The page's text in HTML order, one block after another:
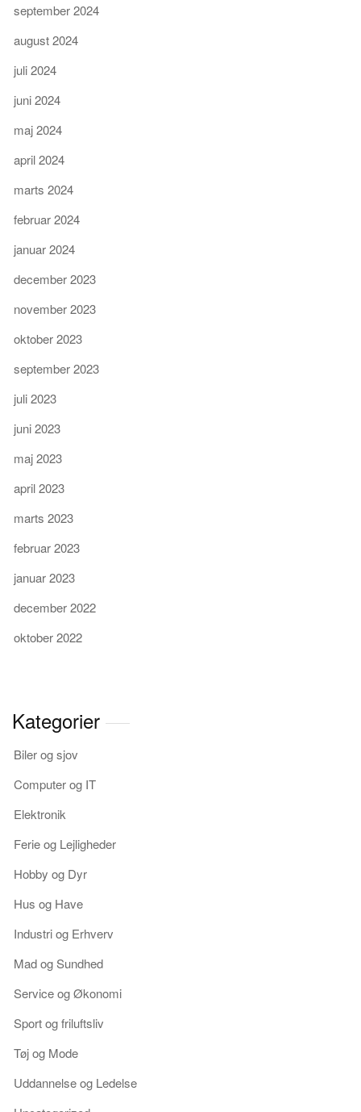
september 2024
august 2024
juli 2024
juni 2024
maj 2024
april 2024
marts 2024
februar 2024
januar 2024
december 2023
november 2023
oktober 2023
september 2023
juli 2023
juni 2023
maj 2023
april 2023
marts 2023
februar 2023
januar 2023
december 2022
oktober 2022
Kategorier
Biler og sjov
Computer og IT
Elektronik
Ferie og Lejligheder
Hobby og Dyr
Hus og Have
Industri og Erhverv
Mad og Sundhed
Service og Økonomi
Sport og friluftsliv
Tøj og Mode
Uddannelse og Ledelse